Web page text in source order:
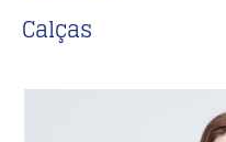
Calças